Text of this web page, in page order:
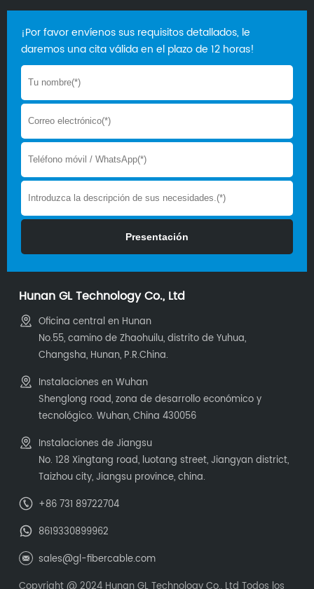
¡Por favor envíenos sus requisitos detallados, le
daremos una cita válida en el plazo de 12 horas!
Hunan GL Technology Co., Ltd
Oficina central en Hunan
No.55, camino de Zhaohuilu, distrito de Yuhua,
Changsha, Hunan, P.R.China.
Instalaciones en Wuhan
Shenglong road, zona de desarrollo económico y
tecnológico. Wuhan, China 430056
Instalaciones de Jiangsu
No. 128 Xingtang road, luotang street, Jiangyan district,
Taizhou city, Jiangsu province, china.
+86 731 89722704
8619330899962
sales@gl-fibercable.com